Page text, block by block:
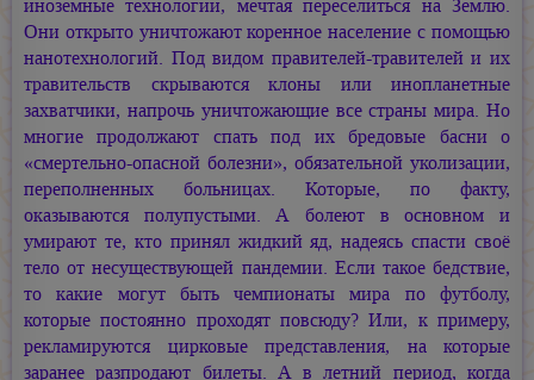
иноземные технологии, мечтая переселиться на Землю.
Они открыто уничтожают коренное население с помощью
нанотехнологий. Под видом правителей-травителей и их
травительств скрываются клоны или инопланетные
захватчики, напрочь уничтожающие все страны мира. Но
многие продолжают спать под их бредовые басни о
«смертельно-опасной болезни», обязательной уколизации,
переполненных больницах. Которые, по факту,
оказываются полупустыми. А болеют в основном и
умирают те, кто принял жидкий яд, надеясь спасти своё
тело от несуществующей пандемии. Если такое бедствие,
то какие могут быть чемпионаты мира по футболу,
которые постоянно проходят повсюду? Или, к примеру,
рекламируются цирковые представления, на которые
заранее разпродают билеты. А в летний период, когда